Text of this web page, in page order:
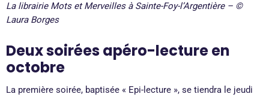
La librairie Mots et Merveilles à Sainte-Foy-l’Argentière – ©
Laura Borges
Deux soirées apéro-lecture en
octobre
La première soirée, baptisée « Epi-lecture », se tiendra le jeudi